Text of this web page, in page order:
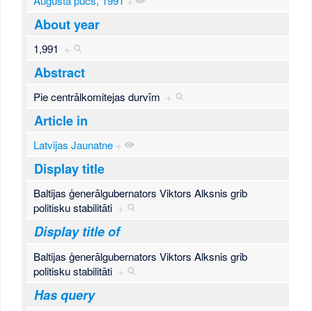
About year
1,991 +
Abstract
Pie centrālkomitejas durvīm +
Article in
Latvijas Jaunatne +
Display title
Baltijas ģenerālgubernators Viktors Alksnis grib
politisku stabilitāti +
Display title of
Baltijas ģenerālgubernators Viktors Alksnis grib
politisku stabilitāti +
Has query